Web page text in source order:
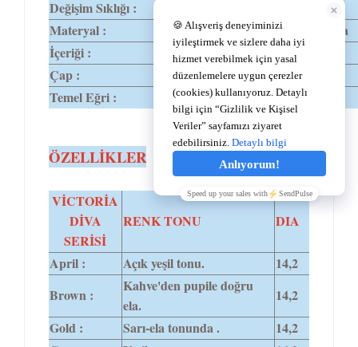
Değişim Sıklığı :
Materyal :
%62Polyhema
İçeriği :
%38 Su
Çap :
14,2
Temel Eğri :
8,6
TEMEL
ÖZELLİKLER
VİCTORİA
DİVA
SERİSİ
RENK TONU DIA
April : Açık yeşil tonu.
14,2
Brown :
Kahve'den pupile doğru
ela.
14,2
Gold :
Sarı-ela tonunda .
14,2